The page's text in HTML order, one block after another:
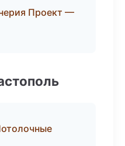
Проект —